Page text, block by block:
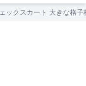
ックスカート 大きな格